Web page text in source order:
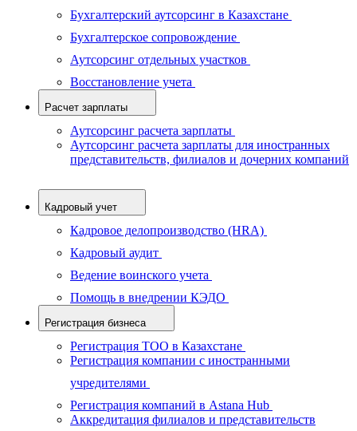
Бухгалтерский аутсорсинг в Казахстане
Бухгалтерское сопровождение
Аутсорсинг отдельных участков
Восстановление учета
Расчет зарплаты
Аутсорсинг расчета зарплаты
Аутсорсинг расчета зарплаты для иностранных
представительств, филиалов и дочерних компаний
Кадровый учет
Кадровое делопроизводство (HRA)
Кадровый аудит
Ведение воинского учета
Помощь в внедрении КЭДО
Регистрация бизнеса
Регистрация ТОО в Казахстане
Регистрация компании с иностранными
учредителями
Регистрация компаний в Astana Hub
Аккредитация филиалов и представительств